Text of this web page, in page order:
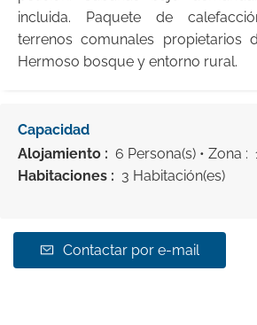
incluida. Paquete de
terrenos comunales propietarios
Hermoso bosque y entorno rural.
Capacidad
Alojamiento : 6 Persona(s) • Zona :
Habitaciones : 3 Habitación(es)
Contactar por e-mail